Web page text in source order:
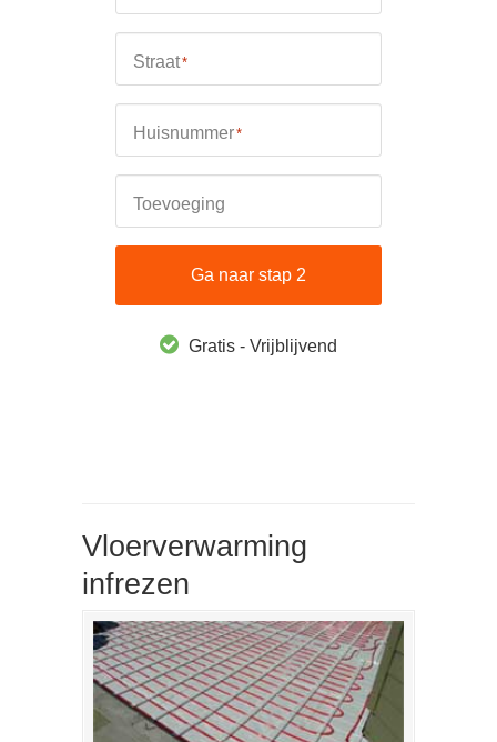
Straat*
Huisnummer*
Toevoeging
Ga naar stap 2
Gratis - Vrijblijvend
Vloerverwarming
infrezen